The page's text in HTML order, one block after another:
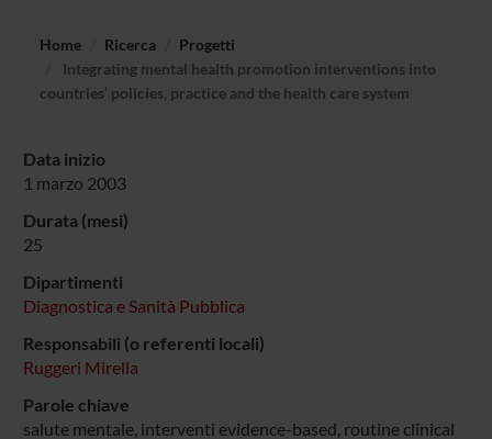
Home Ricerca
Progetti
Integrating mental health promotion interventions into
countries’ policies, practice and the health care system
Data inizio
1 marzo 2003
Durata (mesi)
25
Dipartimenti
Diagnostica e Sanità Pubblica
Responsabili (o referenti locali)
Ruggeri Mirella
Parole chiave
salute mentale, interventi evidence-based, routine clinical